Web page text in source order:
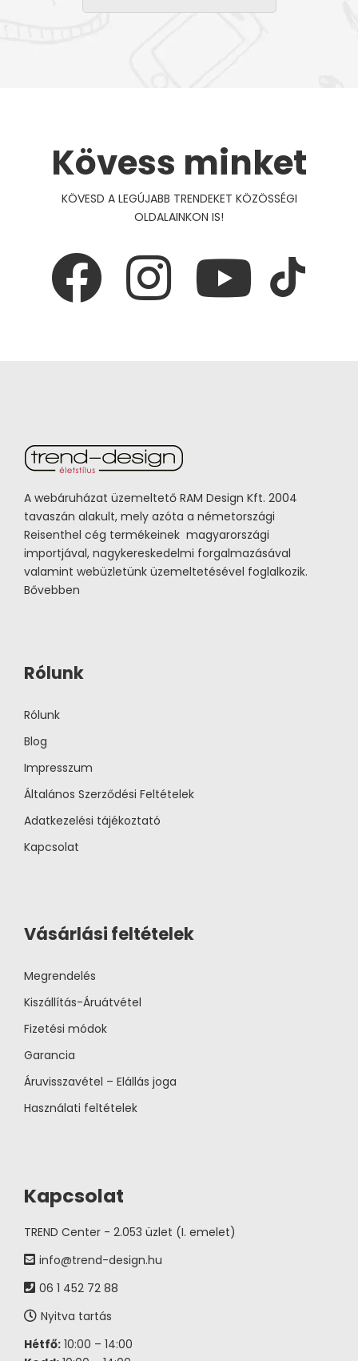
Kövess minket
KÖVESD A LEGÚJABB TRENDEKET KÖZÖSSÉGI
OLDALAINKON IS!
A webáruházat üzemeltető RAM Design Kft. 2004
tavaszán alakult, mely azóta a németországi
Reisenthel cég termékeinek magyarországi
importjával, nagykereskedelmi forgalmazásával
valamint webüzletünk üzemeltetésével foglalkozik.
Bővebben
Rólunk
Rólunk
Blog
Impresszum
Általános Szerződési Feltételek
Adatkezelési tájékoztató
Kapcsolat
Vásárlási feltételek
Megrendelés
Kiszállítás-Áruátvétel
Fizetési módok
Garancia
Áruvisszavétel – Elállás joga
Használati feltételek
Kapcsolat
TREND Center - 2.053 üzlet (I. emelet)
info@trend-design.hu
06 1 452 72 88
Nyitva tartás
Hétfő: 10:00 – 14:00